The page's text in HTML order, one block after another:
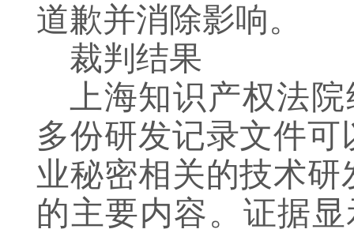
道歉并消除影响。
裁判结果
上海知识产权法
多份研发记录文件
业秘密相关的技术
的主要内容。证据